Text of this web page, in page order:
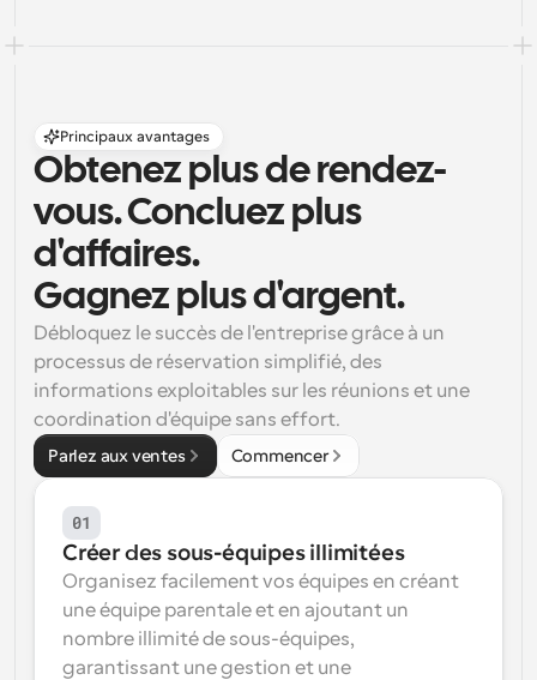
Principaux avantages
Obtenez plus de rendez-
vous. Concluez plus
d'affaires.
Gagnez plus d'argent.
Débloquez le succès de l'entreprise grâce à un
processus de réservation simplifié, des
informations exploitables sur les réunions et une
coordination d'équipe sans effort.
Parlez aux ventes Commencer
01
Créer des sous-équipes illimitées
Organisez facilement vos équipes en créant
une équipe parentale et en ajoutant un
nombre illimité de sous-équipes,
garantissant une gestion et une